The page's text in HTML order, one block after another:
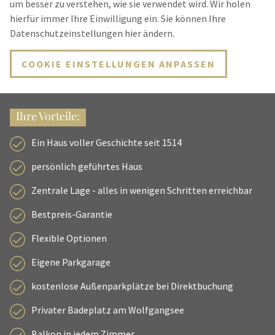
um besser zu verstehen, wie sie verwendet wird. Wir holen
hierfür immer Ihre Einwilligung ein. Sie können Ihre
Datenschutzeinstellungen hier ändern.
COOKIE EINSTELLUNGEN ANPASSEN
Ihre Vorteile:
Ein Haus voller Geschichte seit 1514
persönlich geführtes Haus
Zentrale Lage - alles in wenigen Schritten erreichbar
Bestpreis-Garantie
Flexible Optionen
Eigene Parkgarage
kostenlose Außenparkplätze bei Direktbuchung
Privater Badeplatz am Wolfgangsee